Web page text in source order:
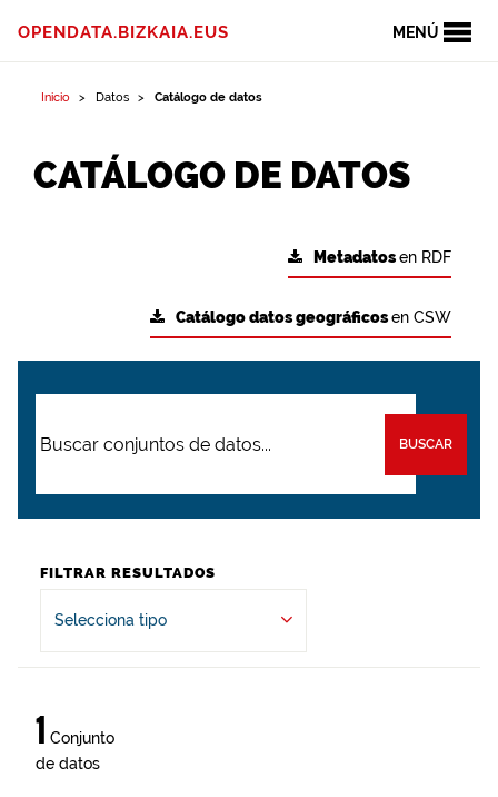
MENÚ
OPENDATA.BIZKAIA.EUS
Inicio Datos Catálogo de datos
CATÁLOGO DE DATOS
Metadatosen RDF
Catálogo datos geográficosen CSW
BUSCAR
FILTRAR RESULTADOS
Selecciona tipo
1 Conjunto
de datos